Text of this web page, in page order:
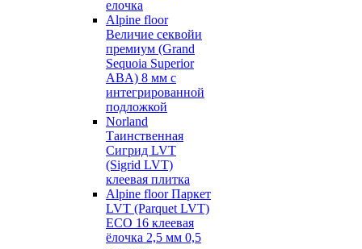
елочка
Alpine floor
Величие секвойи
премиум (Grand
Sequoia Superior
ABA) 8 мм с
интегрированной
подложкой
Norland
Таинственная
Сигрид LVT
(Sigrid LVT)
клеевая плитка
Alpine floor Паркет
LVT (Parquet LVT)
ECO 16 клеевая
ёлочка 2,5 мм 0,5